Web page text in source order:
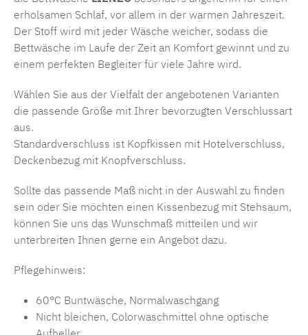
erholsamen Schlaf, vor allem in der warmen Jahreszeit.
Der Stoff wird mit jeder Wäsche weicher, sodass die
Bettwäsche im Laufe der Zeit an Komfort gewinnt und zu
einem perfekten Begleiter für viele Jahre wird.
Wählen Sie aus der Vielfalt der angebotenen Varianten
die passende Größe mit Ihrer bevorzugten Verschlussart
aus.
Standardverschluss ist Kopfkissen mit Hotelverschluss,
Deckenbezug mit Knopfverschluss.
Sollte das passende Maß nicht in der Auswahl zu finden
sein oder Sie möchten einen Kissenbezug mit Stehsaum,
können Sie uns das Wunschmaß mitteilen und wir
unterbreiten Ihnen gerne ein Angebot dazu.
Pflegehinweis:
60°C Buntwäsche, Normalwaschgang
Nicht bleichen, Colorwaschmittel ohne optische